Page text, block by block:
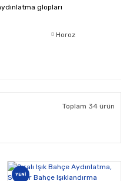
Horoz
Toplam 34 ürün
YENİ